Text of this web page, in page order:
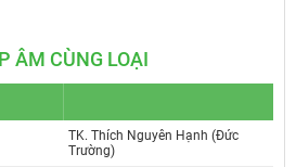
ÂM CÙNG LOẠI
TK. Thích Nguyên Hạnh (Đức
Trường)